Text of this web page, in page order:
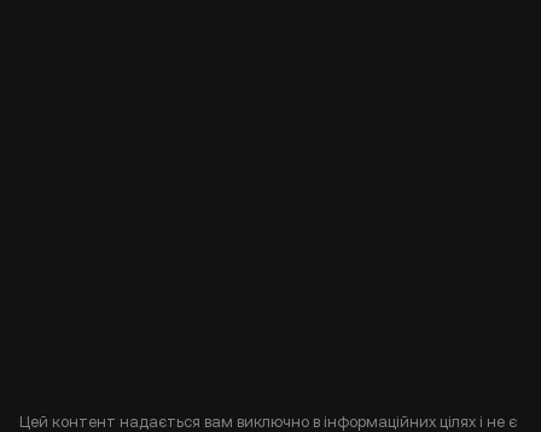
Цей контент надається вам виключно в інформаційних цілях і не є